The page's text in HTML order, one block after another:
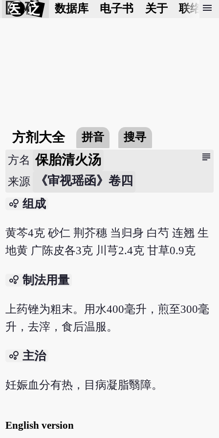
医 砭 数据库 电子书 关于 联络我
menu
方剂大全 拼音 搜寻
subject
方名 保胎清火汤
来源 《审视瑶函》卷四
bubble_chart 组成
黄芩4克 砂仁 荆芥穗 当归身 白芍 连翘 生
地黄 广陈皮各3克 川芎2.4克 甘草0.9克
bubble_chart 制法用量
上药锉为粗末。用水400毫升，煎至300毫
升，去滓，食后温服。
bubble_chart 主治
妊娠血分有热，目病凝脂翳障。
English version